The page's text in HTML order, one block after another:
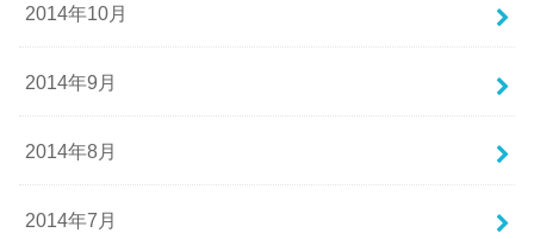
2014年10月
2014年9月
2014年8月
2014年7月